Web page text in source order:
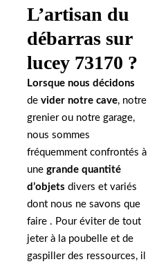
L’artisan du
débarras sur
lucey 73170 ?
Lorsque nous décidons
de vider notre cave, notre
grenier ou notre garage,
nous sommes
fréquemment confrontés à
une grande quantité
d’objets divers et variés
dont nous ne savons que
faire . Pour éviter de tout
jeter à la poubelle et de
gaspiller des ressources, il